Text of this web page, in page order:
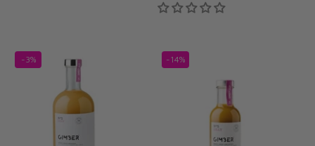
-3% -14%